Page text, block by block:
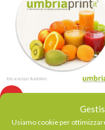
Usiamo cookie per
Stampa